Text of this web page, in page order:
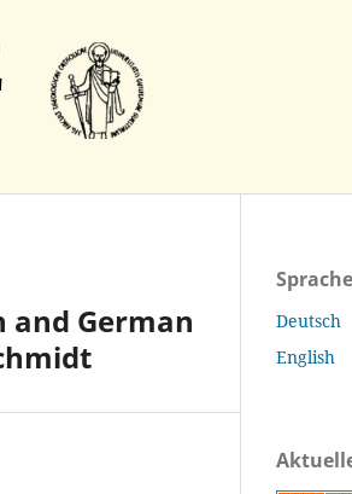
and German
Sprache
Deutsch
English